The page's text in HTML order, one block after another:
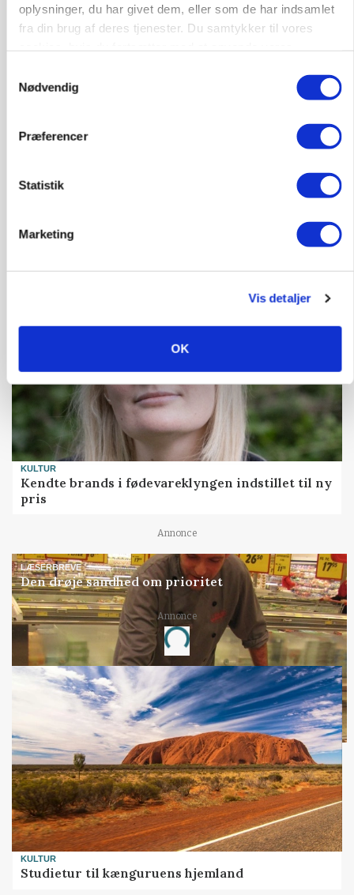
oplysninger, du har givet dem, eller som de har indsamlet
fra din brug af deres tjenester. Du samtykker til vores
Nødvendig
Præferencer
Statistik
Marketing
Vis detaljer
OK
Efter lån på 182 millioner: Sindal Biogas vil
KULTUR
Kendte brands i fødevareklyngen indstillet til ny
pris
Annonce
LÆSERBREVE
Den drøje sandhed om prioritet
Annonce
Loading...
KULTUR
Studietur til kænguruens hjemland